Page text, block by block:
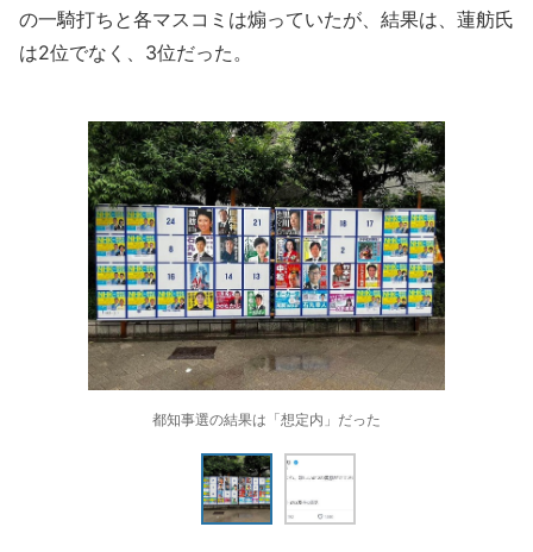
の一騎打ちと各マスコミは煽っていたが、結果は、蓮舫氏
は2位でなく、3位だった。
都知事選の結果は「想定内」だった